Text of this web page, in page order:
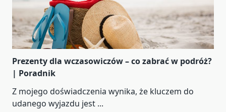
Prezenty dla wczasowiczów – co zabrać w podróż?
| Poradnik
Z mojego doświadczenia wynika, że kluczem do
udanego wyjazdu jest ...